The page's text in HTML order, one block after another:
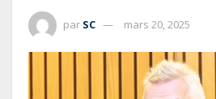
par SC mars 20, 2025